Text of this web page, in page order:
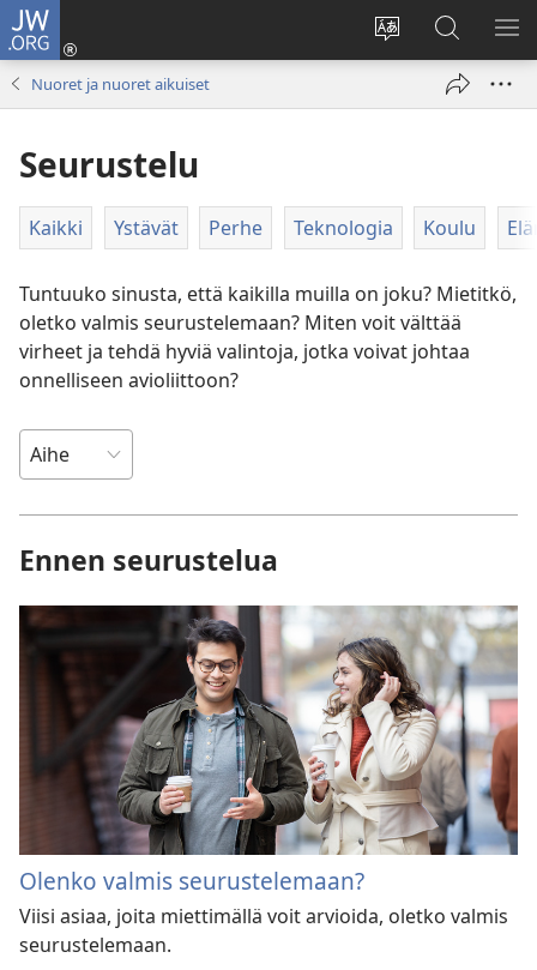
JW.ORG
Vaihda
sivuston
Kirjaudu
(avaa
Hae
JW.ORG-
sivustolta
Nuoret ja nuoret aikuiset
Seurustelu
Kaikki Ystävät Perhe Teknologia Koulu
Tuntuuko sinusta, että kaikilla muilla on joku? Mietitkö,
oletko valmis seurustelemaan? Miten voit välttää
virheet ja tehdä hyviä valintoja, jotka voivat johtaa
onnelliseen avioliittoon?
Ennen seurustelua
Olenko valmis seurustelemaan?
Viisi asiaa, joita miettimällä voit arvioida, oletko valmis
seurustelemaan.